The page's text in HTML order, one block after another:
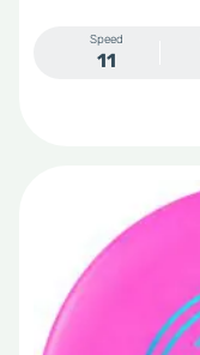
Speed
11
heeft
meerdere